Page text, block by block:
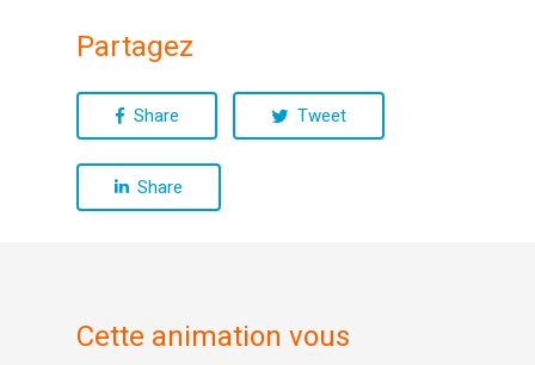
Partagez
Share Tweet
Share
Cette animation vous